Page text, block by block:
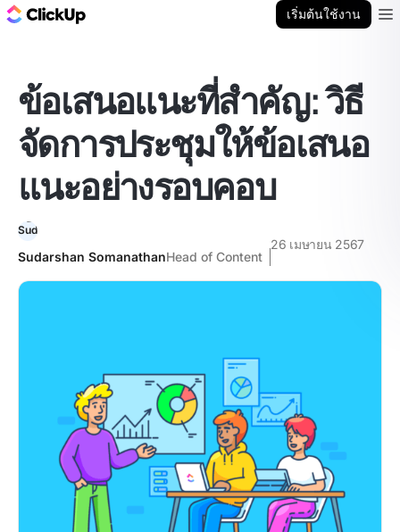
เริ่มต้นใช้งาน
ข้อเสนอแนะที่สำคัญ: วิธี
จัดการประชุมให้ข้อเสนอ
แนะอย่างรอบคอบ
Sudarshan SomanathanHead of Content
26 เมษายน 2567